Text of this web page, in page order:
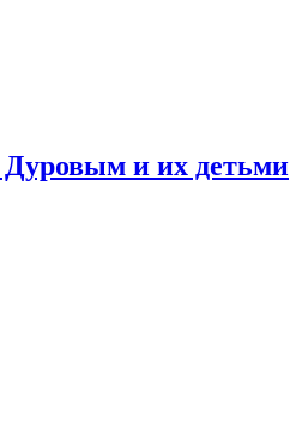
Дуровым и их детьми